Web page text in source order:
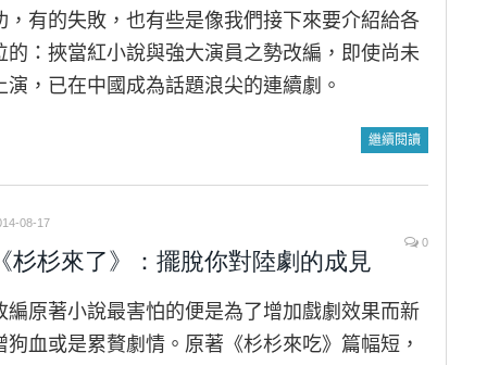
，有的失敗，也有些是像我們接下來要介紹給各
的：挾當紅小說與強大演員之勢改編，即使尚未
演，已在中國成為話題浪尖的連續劇。
繼續閱讀
08-17
0
杉杉來了》：擺脫你對陸劇的成見
編原著小說最害怕的便是為了增加戲劇效果而新
狗血或是累贅劇情。原著《杉杉來吃》篇幅短，